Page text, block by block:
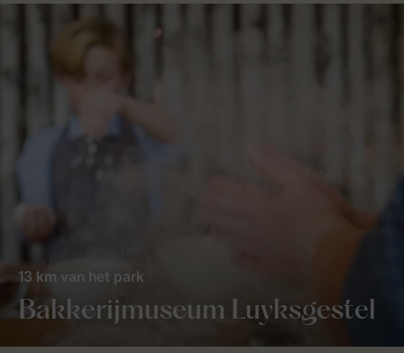
Bakkerijmuseum Luyksgestel
13 km van het park